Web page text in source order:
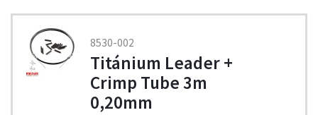
8530-002
Titánium Leader +
Crimp Tube 3m
0,20mm